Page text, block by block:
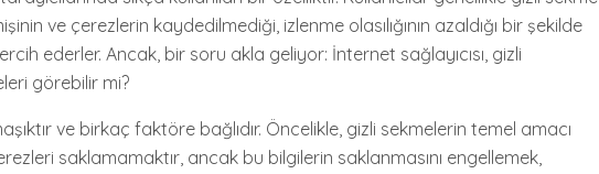
ve çerezlerin kaydedilmediği, izlenme olasılığının azaldığı bir şekilde
ederler. Ancak, bir soru akla geliyor: İnternet sağlayıcısı, gizli
görebilir mi?
ve birkaç faktöre bağlıdır. Öncelikle, gizli sekmelerin temel amacı
saklamamaktır, ancak bu bilgilerin saklanmasını engellemek,